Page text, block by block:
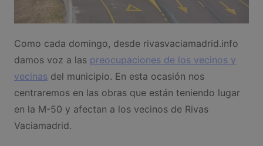
Como cada domingo, desde rivasvaciamadrid.info
damos voz a las preocupaciones de los vecinos y
vecinasdel municipio. En esta ocasión nos
centraremos en las obras que están teniendo lugar
en la M-50 y afectan a los vecinos de Rivas
Vaciamadrid.